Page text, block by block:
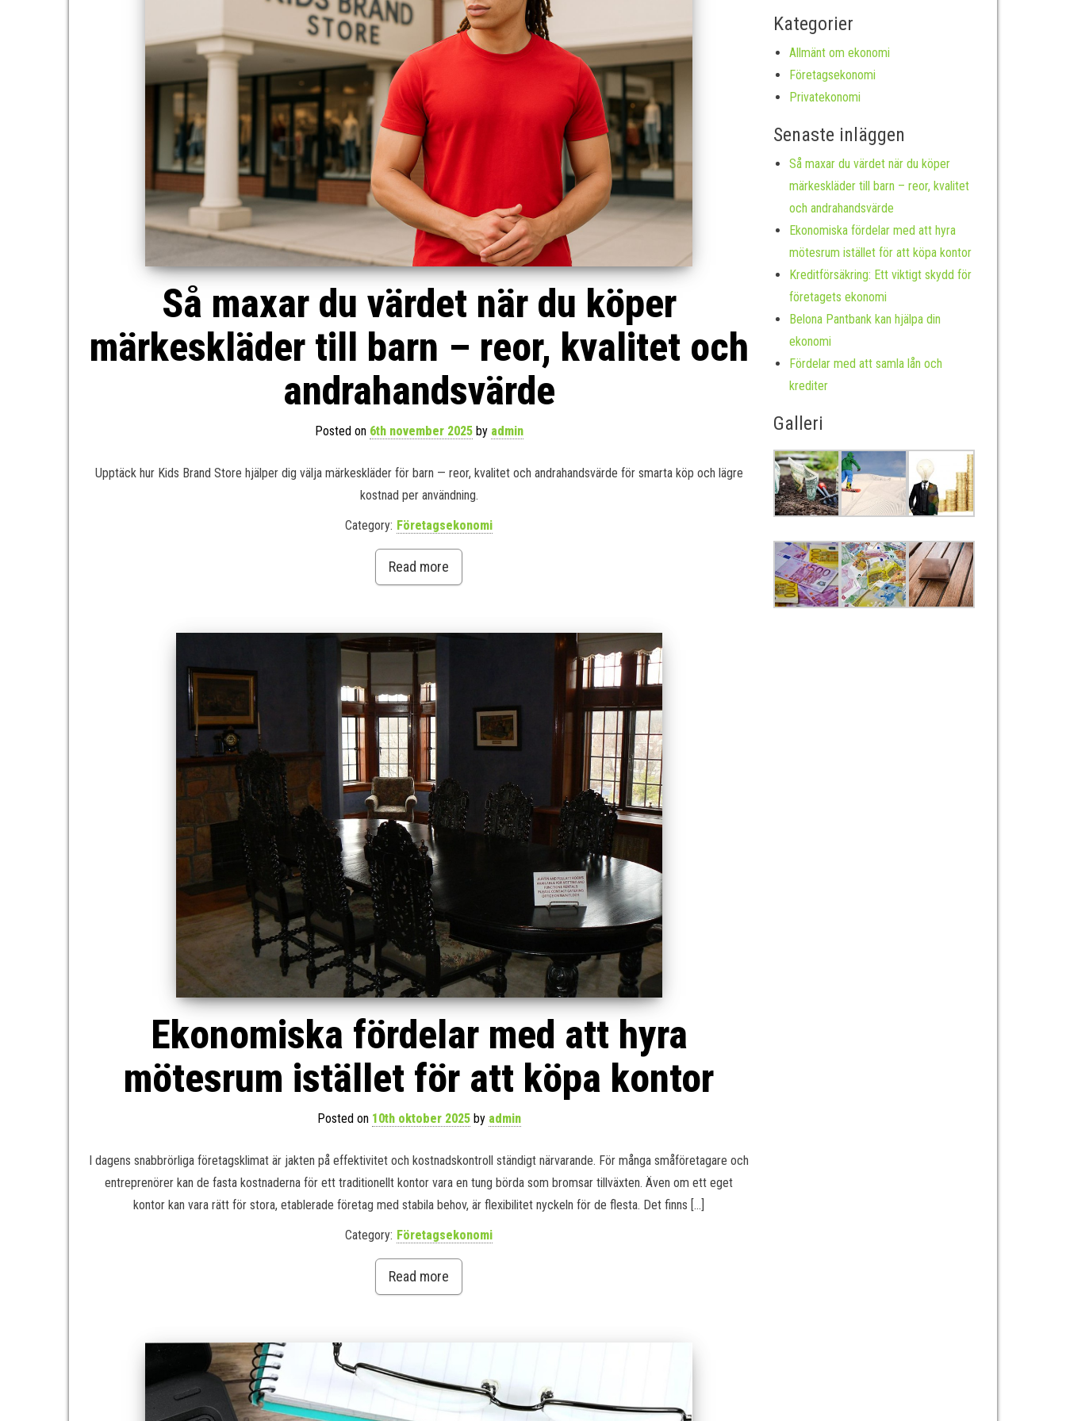
Så maxar du värdet när du köper
märkeskläder till barn – reor, kvalitet och
andrahandsvärde
Posted on 6th november 2025by admin
Upptäck hur Kids Brand Store hjälper dig välja märkeskläder för barn — reor, kvalitet och andrahandsvärde för smarta köp och lägre
kostnad per användning.
Category: Företagsekonomi
Read more
Ekonomiska fördelar med att hyra
mötesrum istället för att köpa kontor
Posted on 10th oktober 2025by admin
I dagens snabbrörliga företagsklimat är jakten på effektivitet och kostnadskontroll ständigt närvarande. För många småföretagare och
entreprenörer kan de fasta kostnaderna för ett traditionellt kontor vara en tung börda som bromsar tillväxten. Även om ett eget
kontor kan vara rätt för stora, etablerade företag med stabila behov, är flexibilitet nyckeln för de flesta. Det finns […]
Category: Företagsekonomi
Read more
Kategorier
Allmänt om ekonomi
Företagsekonomi
Privatekonomi
Senaste inläggen
Så maxar du värdet när du köper
märkeskläder till barn – reor, kvalitet
och andrahandsvärde
Ekonomiska fördelar med att hyra
mötesrum istället för att köpa kontor
Kreditförsäkring: Ett viktigt skydd för
företagets ekonomi
Belona Pantbank kan hjälpa din
ekonomi
Fördelar med att samla lån och
krediter
Galleri